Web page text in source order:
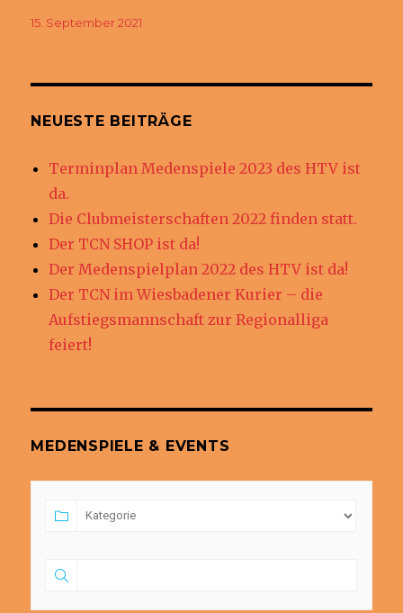
Veröffentlicht
15. September 2021
NEUESTE BEITRÄGE
Terminplan Medenspiele 2023 des HTV ist
da.
Die Clubmeisterschaften 2022 finden statt.
Der TCN SHOP ist da!
Der Medenspielplan 2022 des HTV ist da!
Der TCN im Wiesbadener Kurier – die
Aufstiegsmannschaft zur Regionalliga
feiert!
MEDENSPIELE & EVENTS